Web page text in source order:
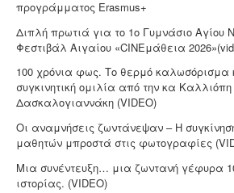
προγράμματος Erasmus+
Διπλή πρωτιά για το 1ο Γυμνάσιο Αγίου
Φεστιβάλ Αιγαίου «CΙΝΕμάθεια
100 χρόνια φως. Το θερμό καλωσόρισμα
συγκινητική ομιλία από την κα Καλλιόπη
Δασκαλογιαννάκη (VIDEO)
Οι αναμνήσεις ζωντάνεψαν – Η
μαθητών μπροστά στις φωτογραφίες
Μια συνέντευξη… μια ζωντανή γέφυρα
ιστορίας. (VIDEO)